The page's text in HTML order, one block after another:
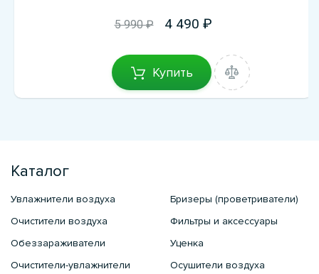
5 990 ₽ 4 490
Купить
Каталог
Увлажнители воздуха
Очистители воздуха
Обеззараживатели
Очистители-увлажнители
Бризеры (проветриватели)
Фильтры и аксессуары
Уценка
Осушители воздуха